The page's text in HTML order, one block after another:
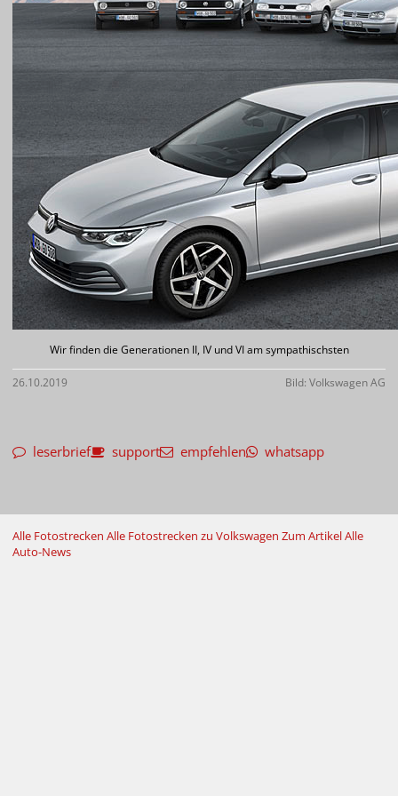
Wir finden die Generationen II, IV und VI am sympathischsten
26.10.2019 Bild: Volkswagen AG
leserbrief support empfehlen whatsapp
Alle Fotostrecken Alle Fotostrecken zu Volkswagen Zum ArtikelAlle
Auto-News